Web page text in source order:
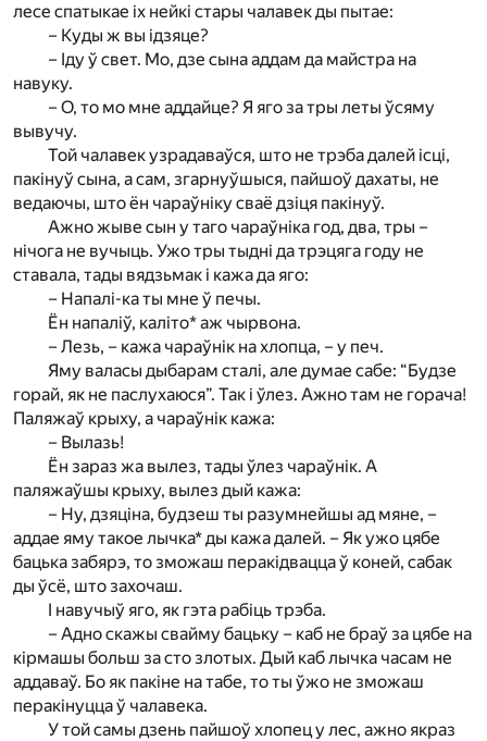
лесе спатыкае іх нейкі стары чалавек ды пытае:
– Куды ж вы ідзяце?
– Іду ў свет. Мо, дзе сына аддам да майстра на
навуку.
– О, то мо мне аддайце? Я яго за тры леты ўсяму
вывучу.
Той чалавек узрадаваўся, што не трэба далей ісці,
пакінуў сына, а сам, згарнуўшыся, пайшоў дахаты, не
ведаючы, што ён чараўніку сваё дзіця пакінуў.
Ажно жыве сын у таго чараўніка год, два, тры –
нічога не вучыць. Ужо тры тыдні да трэцяга году не
ставала, тады вядзьмак і кажа да яго:
– Напалі-ка ты мне ў печы.
Ён напаліў, каліто* аж чырвона.
– Лезь, – кажа чараўнік на хлопца, – у печ.
Яму валасы дыбарам сталі, але думае сабе: “Будзе
горай, як не паслухаюся”. Так і ўлез. Ажно там не горача!
Паляжаў крыху, а чараўнік кажа:
– Вылазь!
Ён зараз жа вылез, тады ўлез чараўнік. А
паляжаўшы крыху, вылез дый кажа:
– Ну, дзяціна, будзеш ты разумнейшы ад мяне, –
аддае яму такое лычка* ды кажа далей. – Як ужо цябе
бацька забярэ, то зможаш перакідвацца ў коней, сабак
ды ўсё, што захочаш.
І навучыў яго, як гэта рабіць трэба.
– Адно скажы свайму бацьку – каб не браў за цябе на
кірмашы больш за сто злотых. Дый каб лычка часам не
аддаваў. Бо як пакіне на табе, то ты ўжо не зможаш
перакінуцца ў чалавека.
У той самы дзень пайшоў хлопец у лес, ажно якраз